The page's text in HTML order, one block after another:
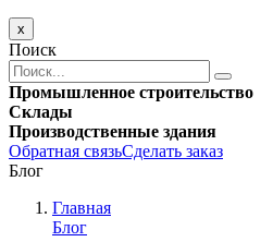
x
Поиск
Промышленное строительство
Склады
Производственные здания
Обратная связьСделать заказ
Блог
Главная
Блог